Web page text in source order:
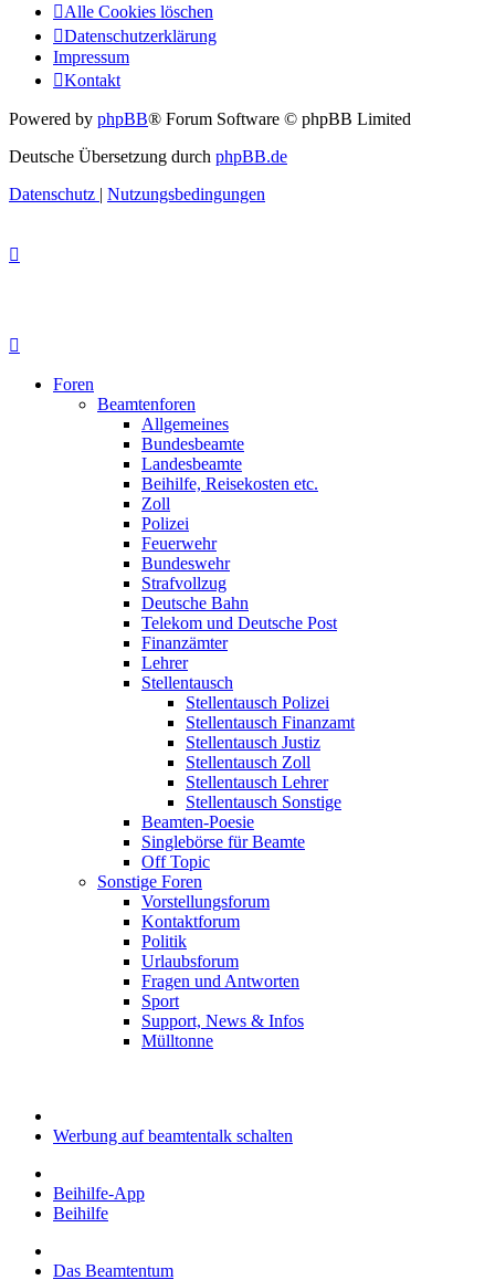
Alle Cookies löschen
Datenschutzerklärung
Impressum
Kontakt
Powered by phpBB® Forum Software © phpBB Limited
Deutsche Übersetzung durch phpBB.de
Datenschutz | Nutzungsbedingungen
Foren
Beamtenforen
Allgemeines
Bundesbeamte
Landesbeamte
Beihilfe, Reisekosten etc.
Zoll
Polizei
Feuerwehr
Bundeswehr
Strafvollzug
Deutsche Bahn
Telekom und Deutsche Post
Finanzämter
Lehrer
Stellentausch
Stellentausch Polizei
Stellentausch Finanzamt
Stellentausch Justiz
Stellentausch Zoll
Stellentausch Lehrer
Stellentausch Sonstige
Beamten-Poesie
Singlebörse für Beamte
Off Topic
Sonstige Foren
Vorstellungsforum
Kontaktforum
Politik
Urlaubsforum
Fragen und Antworten
Sport
Support, News & Infos
Mülltonne
Werbung auf beamtentalk schalten
Beihilfe-App
Beihilfe
Das Beamtentum